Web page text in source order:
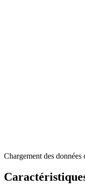
Chargement des données